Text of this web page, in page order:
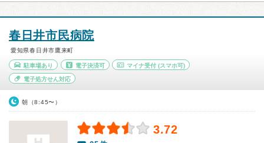
春日井市民病院
愛知県春日井市鷹来町
駐車場あり 電子決済可 マイナ受付 (スマホ可)
電子処方せん対応
朝（8:45〜）
3.72